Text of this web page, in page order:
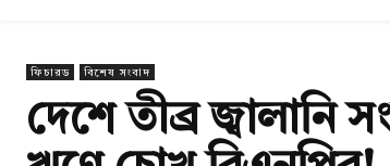
ফিচারড বিশেষ সংবাদ
দেশে তীব্র জ্বালানি